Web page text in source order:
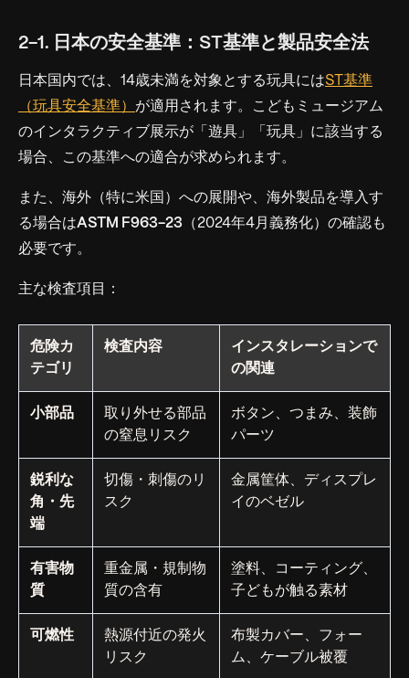
2-1. 日本の安全基準：ST基準と製品安全法
日本国内では、14歳未満を対象とする玩具にはST基準
（玩具安全基準） が適用されます。こどもミュージアム
のインタラクティブ展示が「遊具」「玩具」に該当する
場合、この基準への適合が求められます。
また、海外（特に米国）への展開や、海外製品を導入す
る場合はASTM F963-23 （2024年4月義務化）の確認も
必要です。
主な検査項目：
危険カ
テゴリ
検査内容
インスタレーションで
の関連
小部品
取り外せる部品
の窒息リスク
ボタン、つまみ、装飾
パーツ
鋭利な
角・先
端
切傷・刺傷のリ
スク
金属筐体、ディスプレ
イのベゼル
有害物
質
重金属・規制物
質の含有
塗料、コーティング、
子どもが触る素材
可燃性
熱源付近の発火
リスク
布製カバー、フォー
ム、ケーブル被覆